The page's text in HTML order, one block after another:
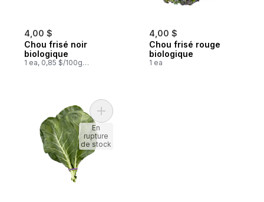
4,00 $
Chou frisé noir
biologique
1 ea, 0,85 $/100g
4,00 $
Chou frisé rouge
biologique
1 ea
Ajouter Chou cavalier biologique au
En
rupture
de stock